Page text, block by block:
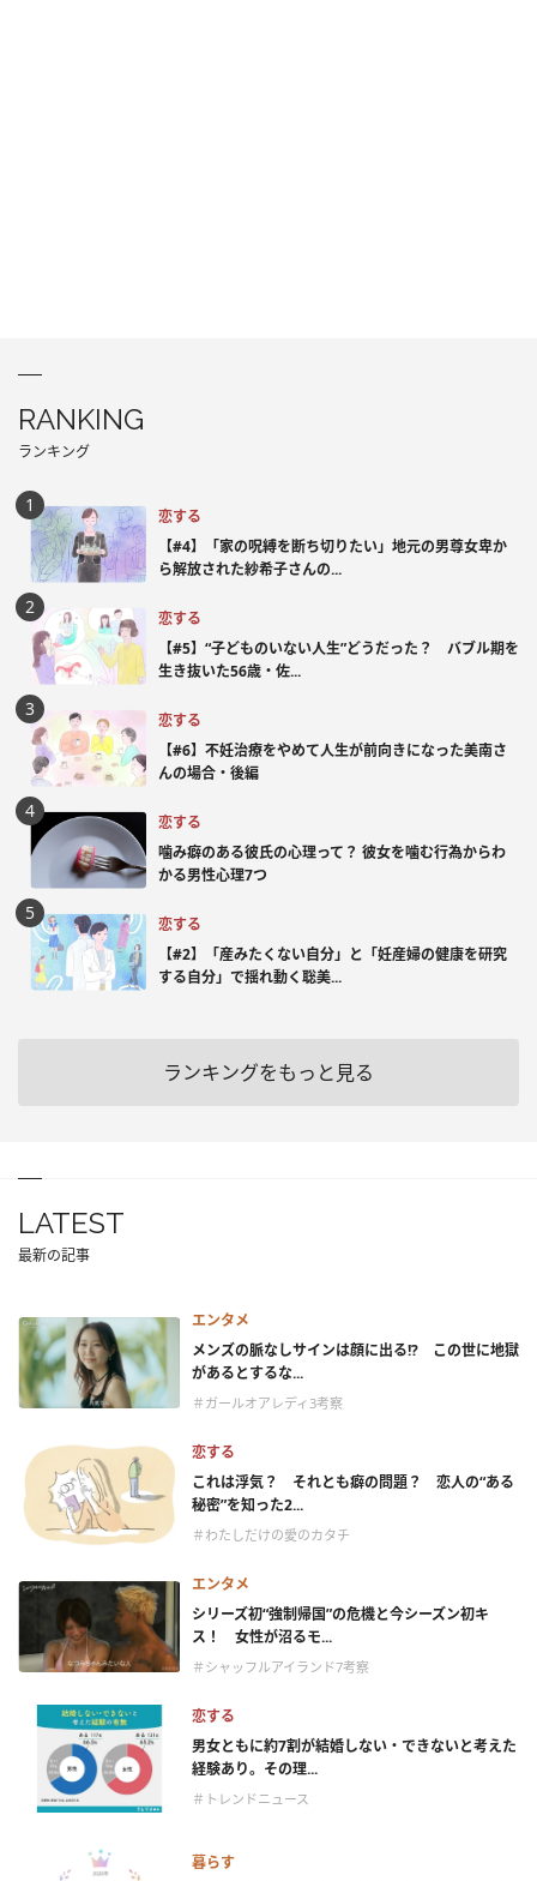
RANKING
ランキング
恋する
【#4】「家の呪縛を断ち切りたい」地元の男尊女卑か
ら解放された紗希子さんの...
恋する
【#5】“子どものいない人生”どうだった？ バブル期を
生き抜いた56歳・佐...
恋する
【#6】不妊治療をやめて人生が前向きになった美南さ
んの場合・後編
恋する
噛み癖のある彼氏の心理って？ 彼女を噛む行為からわ
かる男性心理7つ
恋する
【#2】「産みたくない自分」と「妊産婦の健康を研究
する自分」で揺れ動く聡美...
ランキングをもっと見る
LATEST
最新の記事
エンタメ
メンズの脈なしサインは顔に出る!? この世に地獄
があるとするな...
＃ガールオアレディ3考察
恋する
これは浮気？ それとも癖の問題？ 恋人の“ある
秘密”を知った2...
＃わたしだけの愛のカタチ
エンタメ
シリーズ初“強制帰国”の危機と今シーズン初キ
ス！ 女性が沼るモ...
＃シャッフルアイランド7考察
恋する
男女ともに約7割が結婚しない・できないと考えた
経験あり。その理...
＃トレンドニュース
暮らす